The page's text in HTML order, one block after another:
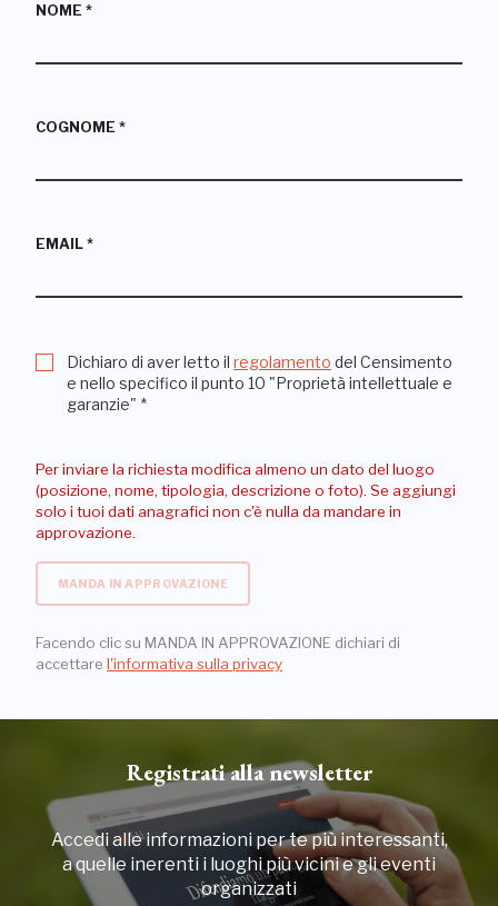
NOME *
COGNOME *
EMAIL *
Dichiaro di aver letto il regolamento del Censimento
e nello specifico il punto 10 "Proprietà intellettuale e
garanzie" *
Per inviare la richiesta modifica almeno un dato del luogo
(posizione, nome, tipologia, descrizione o foto). Se aggiungi
solo i tuoi dati anagrafici non c'è nulla da mandare in
approvazione.
MANDA IN APPROVAZIONE
Facendo clic su MANDA IN APPROVAZIONE dichiari di
accettare l'informativa sulla privacy
Registrati alla newsletter
Accedi alle informazioni per te più interessanti,
a quelle inerenti i luoghi più vicini e gli eventi
organizzati